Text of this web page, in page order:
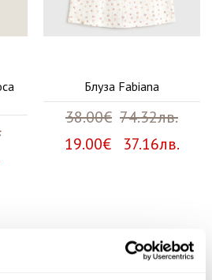
Блуза Fabiana
38.00€ 74.32лв.
19.00€ 37.16лв.
мнение